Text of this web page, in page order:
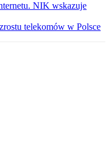
NIK wskazuje
telekomów w Polsce